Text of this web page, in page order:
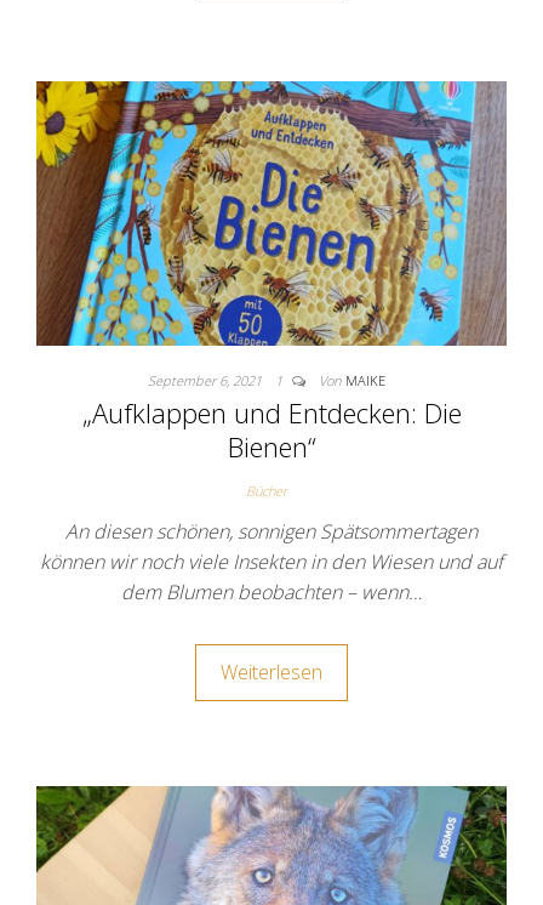
September 6, 2021 1 Von MAIKE
„Aufklappen und Entdecken: Die
Bienen“
Bücher
An diesen schönen, sonnigen Spätsommertagen
können wir noch viele Insekten in den Wiesen und auf
dem Blumen beobachten – wenn…
Weiterlesen